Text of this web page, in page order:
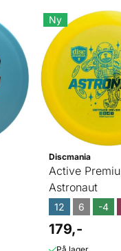
Ny
Discmania
Active
Astronaut
12 6 -4
179,-